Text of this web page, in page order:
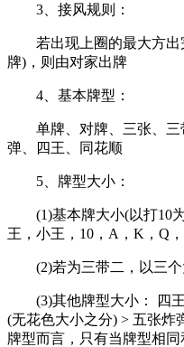
3、接风规则：
若出现上圈的最大方出
牌)，则由对家出牌
4、基本牌型：
单牌、对牌、三张、三
弹、四王、同花顺
5、牌型大小：
(1)基本牌大小(以打10为
王，小王，10，A，K，Q
(2)若为三带二，以三个
(3)其他牌型大小： 四王
(无花色大小之分) > 五张炸
牌型而言，只有当牌型相